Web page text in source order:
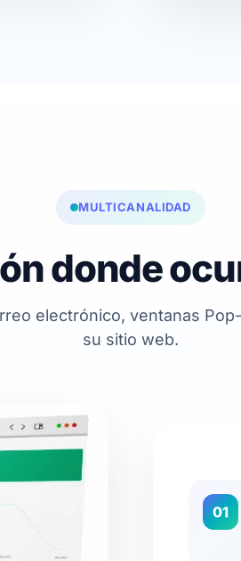
MULTICANALIDAD
donde
electrónico, ventanas
su sitio web.
01